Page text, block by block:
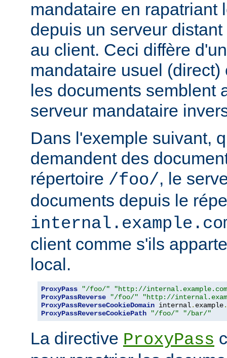
mandataire en rapatriant
depuis un serveur
au client. Ceci diffère
mandataire usuel (direct)
les documents semblent
serveur mandataire
Dans l'exemple suivant,
demandent des
répertoire /foo/, le
documents depuis le
client comme s'ils
local.
ProxyPass "/foo/"
"http://
ProxyPassReverse
"/foo/"
"http://
ProxyPassReverseCookieDomain internal. example.
ProxyPassReverseCookiePath
"/foo/" "/bar/"
La directive ProxyPass